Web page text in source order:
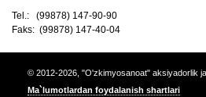
Tel.: (99878) 147-90-90
Faks: (99878) 147-40-04
© 2012-2026, "O'zkimyosanoat" aksiyadorlik
Ma`lumotlardan foydalanish shartlari